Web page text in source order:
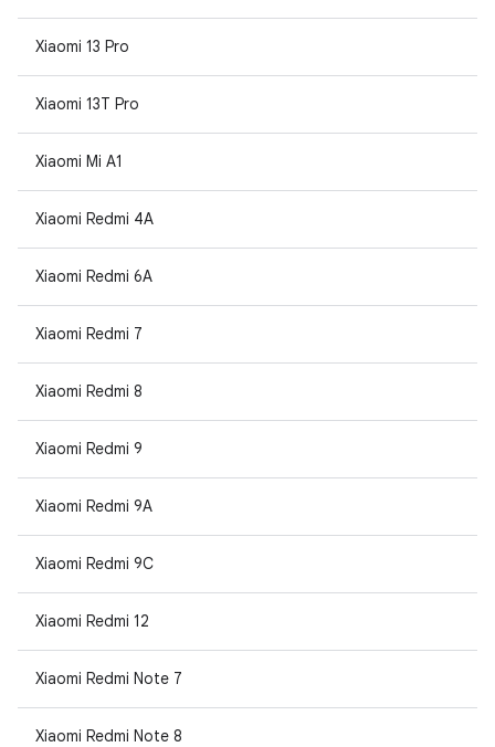
Xiaomi 13 Pro
Xiaomi 13T Pro
Xiaomi Mi A1
Xiaomi Redmi 4A
Xiaomi Redmi 6A
Xiaomi Redmi 7
Xiaomi Redmi 8
Xiaomi Redmi 9
Xiaomi Redmi 9A
Xiaomi Redmi 9C
Xiaomi Redmi 12
Xiaomi Redmi Note 7
Xiaomi Redmi Note 8